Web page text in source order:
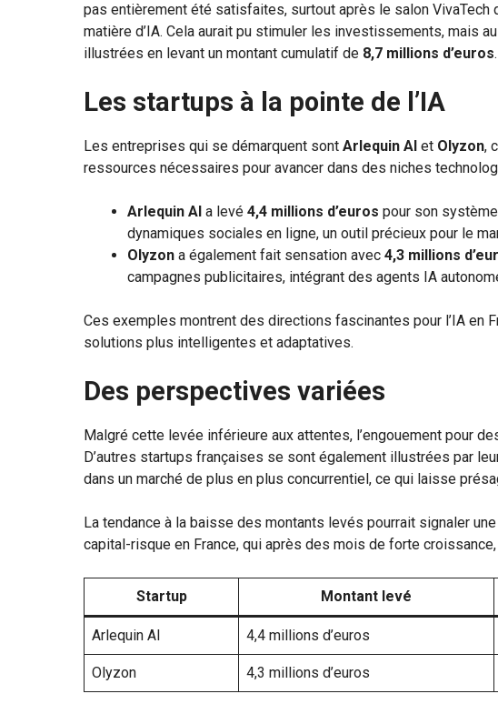
pas entièrement été satisfaites, surtout après le salon VivaTech
matière d’IA. Cela aurait pu stimuler les investissements, mais
illustrées en levant un montant cumulatif de 8,7 millions d’euros.
Les startups à la pointe de l’IA
Les entreprises qui se démarquent sont Arlequin AI et Olyzon,
ressources nécessaires pour avancer dans des niches
Arlequin AI a levé 4,4 millions d’euros pour son
dynamiques sociales en ligne, un outil précieux pour le
Olyzon a également fait sensation avec 4,3 millions
campagnes publicitaires, intégrant des agents IA
Ces exemples montrent des directions fascinantes pour l’IA en
solutions plus intelligentes et adaptatives.
Des perspectives variées
Malgré cette levée inférieure aux attentes, l’engouement pour
D’autres startups françaises se sont également illustrées par
dans un marché de plus en plus concurrentiel, ce qui laisse
La tendance à la baisse des montants levés pourrait signaler
capital-risque en France, qui après des mois de forte
Startup Montant levé
Arlequin AI 4,4 millions d’euros
Olyzon 4,3 millions d’euros